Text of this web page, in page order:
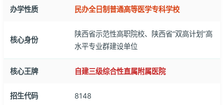
办学性质 民办全日制普通高等医学专科学校
核心身份
陕西省示范性高职院校、陕西省“双高计划”高
水平专业群建设单位
核心王牌 自建三级综合性直属附属医院
招生代码 8148